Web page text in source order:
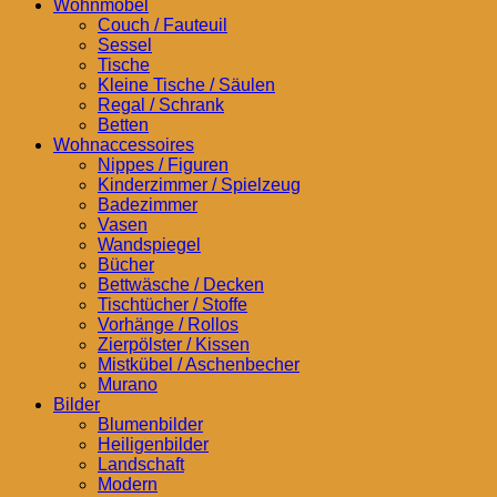
Wohnmöbel
Couch / Fauteuil
Sessel
Tische
Kleine Tische / Säulen
Regal / Schrank
Betten
Wohnaccessoires
Nippes / Figuren
Kinderzimmer / Spielzeug
Badezimmer
Vasen
Wandspiegel
Bücher
Bettwäsche / Decken
Tischtücher / Stoffe
Vorhänge / Rollos
Zierpölster / Kissen
Mistkübel / Aschenbecher
Murano
Bilder
Blumenbilder
Heiligenbilder
Landschaft
Modern